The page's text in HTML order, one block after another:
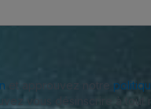
vous désinscrire à tout